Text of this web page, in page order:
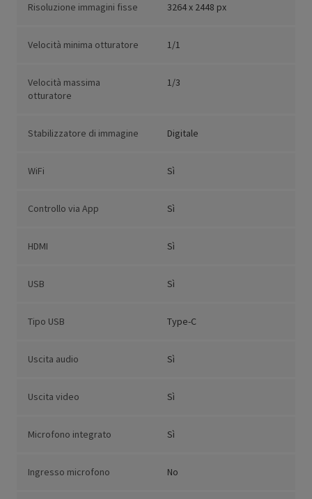
Risoluzione immagini fisse 3264 x 2448 px
Velocità minima otturatore 1/1
Velocità massima
otturatore
1/3
Stabilizzatore di immagine Digitale
WiFi Sì
Controllo via App Sì
HDMI Sì
USB Sì
Tipo USB Type-C
Uscita audio Sì
Uscita video Sì
Microfono integrato Sì
Ingresso microfono No